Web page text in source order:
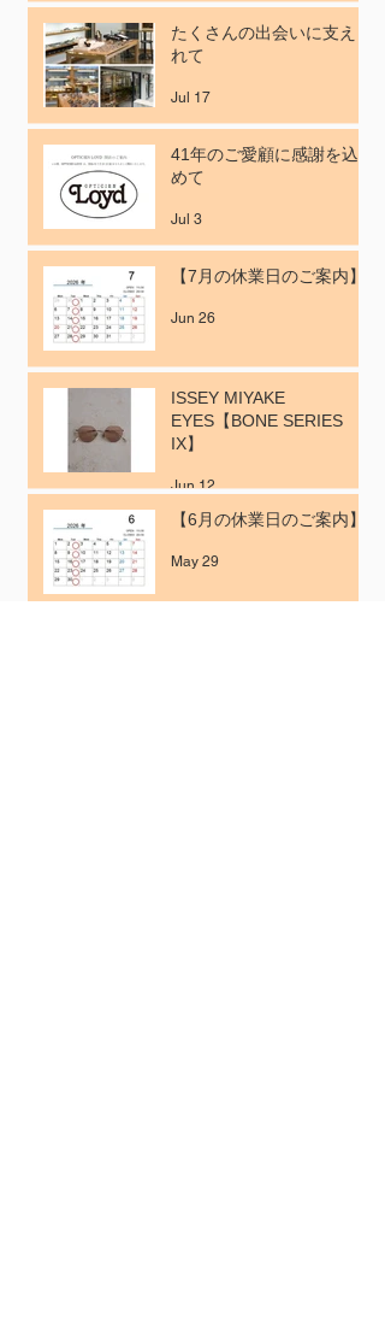
たくさんの出会いに支えら
れて
Jul 17
41年のご愛顧に感謝を込
めて
Jul 3
【7月の休業日のご案内】
Jun 26
ISSEY MIYAKE
EYES【BONE SERIES
IX】
Jun 12
【6月の休業日のご案内】
May 29